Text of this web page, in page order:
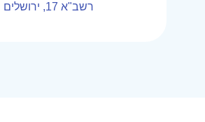
רשב"א 17, ירושלים